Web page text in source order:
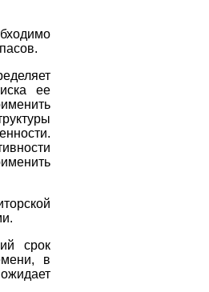
ее
срок
в